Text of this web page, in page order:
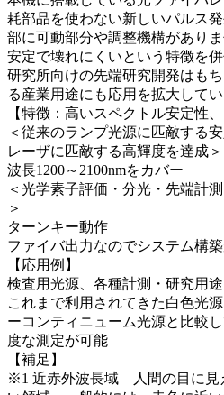
耗部品を使わない新しいパルス
部に可動部分や調整機構があり
安定で壊れにくいという特徴を
研究所向けの先端研究開発はも
る産業用途にも応用を拡大してい
【特徴：高いスペクトル安定性
＜従来のランプ光源に匹敵する
レーザに匹敵する高輝度を達成＞
波長1200～2100nmをカバー
＜光学素子評価・分光・先端計
＞
ターンキー動作
ファイバ出力なのでシステム構
【応用例】
検査用光源、各種計測・研究用途
これまで利用されてきた白色光
ーコンティニューム光源と比較
度な測定が可能
【補足】
※1 近赤外波長域 人間の目に見